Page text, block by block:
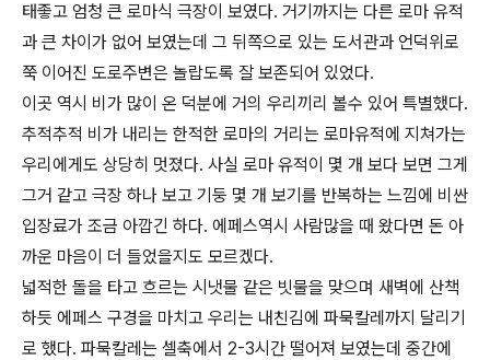
태좋고 엄청 큰 로마식 극장이 보였다. 거기까지는 다른 로마 유적
과 큰 차이가 없어 보였는데 그 뒤쪽으로 있는 도서관과 언덕위로
쭉 이어진 도로주변은 놀랍도록 잘 보존되어 있었다.
이곳 역시 비가 많이 온 덕분에 거의 우리끼리 볼수 있어 특별했다.
추적추적 비가 내리는 한적한 로마의 거리는 로마유적에 지쳐가는
우리에게도 상당히 멋졌다. 사실 로마 유적이 몇 개 보다 보면 그게
그거 같고 극장 하나 보고 기둥 몇 개 보기를 반복하는 느낌에 비싼
입장료가 조금 아깝긴 하다. 에페스역시 사람많을 때 왔다면 돈 아
까운 마음이 더 들었을지도 모르겠다.
넓적한 돌을 타고 흐르는 시냇물 같은 빗물을 맞으며 새벽에 산책
하듯 에페스 구경을 마치고 우리는 내친김에 파묵칼레까지 달리기
로 했다. 파묵칼레는 셀축에서 2-3시간 떨어져 보였는데 중간에